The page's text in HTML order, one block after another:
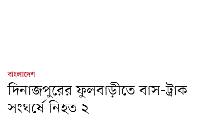
বাংলাদেশ
দিনাজপুরের ফুলবাড়ীতে বাস-ট্রাক
সংঘর্ষে নিহত ২